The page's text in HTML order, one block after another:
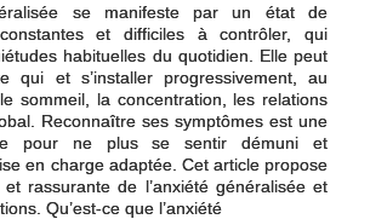
se manifeste par un état de
et difficiles à contrôler, qui
habituelles du quotidien. Elle peut
qui et s’installer progressivement, au
sommeil, la concentration, les relations
Reconnaître ses symptômes est une
pour ne plus se sentir démuni et
en charge adaptée. Cet article propose
rassurante de l’anxiété généralisée et
Qu’est-ce que l’anxiété